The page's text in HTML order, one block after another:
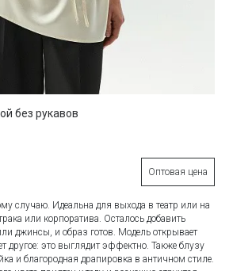
без рукавов
Оптовая цена
случаю. Идеальна для выхода в театр или на
или корпоратива. Осталось добавить
джинсы, и образ готов. Модель открывает
другое: это выглядит эффектно. Также блузу
и благородная драпировка в античном стиле.